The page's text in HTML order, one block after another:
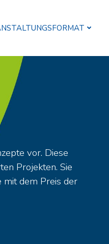
vor. Diese
Projekten. Sie
mit dem Preis der